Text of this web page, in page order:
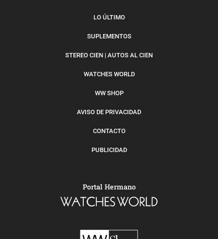
LO ÚLTIMO
SUPLEMENTOS
STEREO CIEN | AUTOS AL CIEN
WATCHES WORLD
WW SHOP
AVISO DE PRIVACIDAD
CONTACTO
PUBLICIDAD
Portal Hermano